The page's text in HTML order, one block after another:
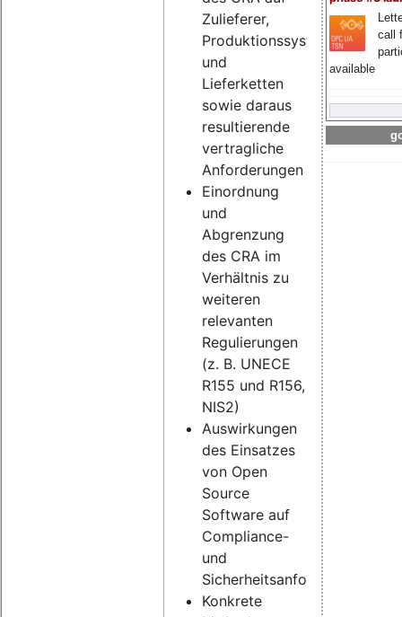
call
available
Zulieferer,
Produktionssysteme
und
Lieferketten
sowie daraus
resultierende
vertragliche
Anforderungen
Einordnung
und
Abgrenzung
des CRA im
Verhältnis zu
weiteren
relevanten
Regulierungen
(z. B. UNECE
R155 und R156,
NIS2)
Auswirkungen
des Einsatzes
von Open
Source
Software auf
Compliance-
und
Sicherheitsanforderungen
Konkrete